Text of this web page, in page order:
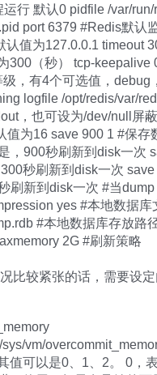
行 默认0 pidfile /var/
port 6379 #Redis默认
值为127.0.0.1 timeout
300（秒） tcp-keepalive
，有4个可选值，debug
logfile /opt/redis/var/
，也可设为/dev/null屏
值为16 save 900 1 #保存
，900秒刷新到disk一次
秒刷新到disk一次
刷新到disk一次 #当
yes #本地数据库
#本地数据库存放路
2G #刷新策略
比较紧张的话，需要设
vm/
值可以是0、1、2。 0，